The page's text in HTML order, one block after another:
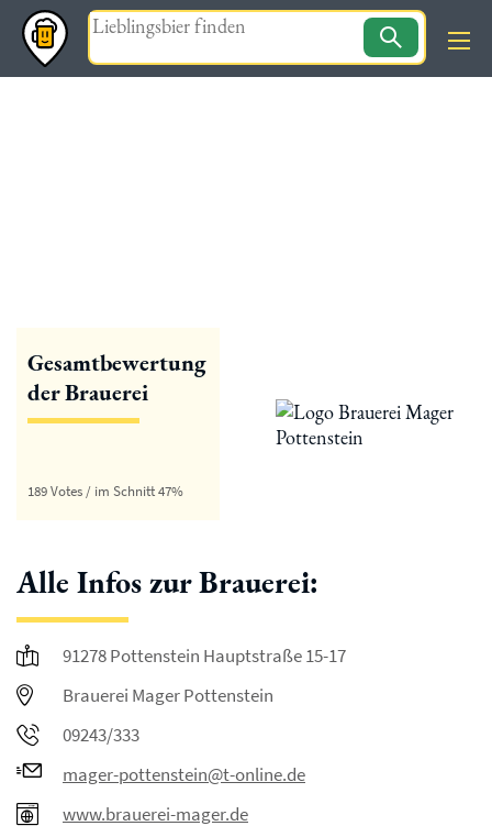
Magazin
Gesamtbewertung
der Brauerei
189 Votes / im Schnitt 47%
Alle Infos zur Brauerei:
91278 Pottenstein Hauptstraße 15-17
Brauerei Mager Pottenstein
09243/333
mager-pottenstein@t-online.de
www.brauerei-mager.de